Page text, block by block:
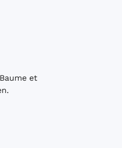
et